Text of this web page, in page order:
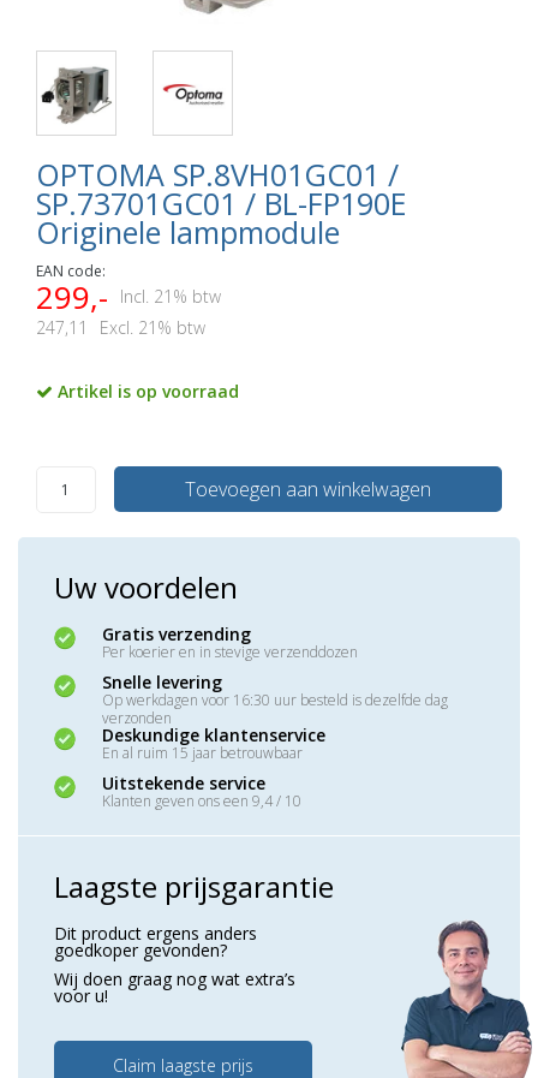
OPTOMA SP.8VH01GC01 /
SP.73701GC01 / BL-FP190E
Originele lampmodule
EAN code:
299,-
Incl. 21% btw
247,11
Excl. 21% btw
Artikel is op voorraad
Toevoegen aan winkelwagen
Uw voordelen
Gratis verzending
Per koerier en in stevige verzenddozen
Snelle levering
Op werkdagen voor 16:30 uur besteld is dezelfde dag
verzonden
Deskundige klantenservice
En al ruim 15 jaar betrouwbaar
Uitstekende service
Klanten geven ons een 9,4 / 10
Laagste prijsgarantie
Dit product ergens anders
goedkoper gevonden?
Wij doen graag nog wat extra’s
voor u!
Claim laagste prijs